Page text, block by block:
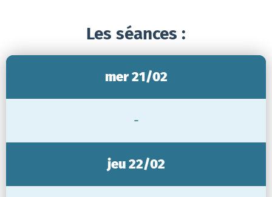
Les séances :
mer 21/02
-
jeu 22/02